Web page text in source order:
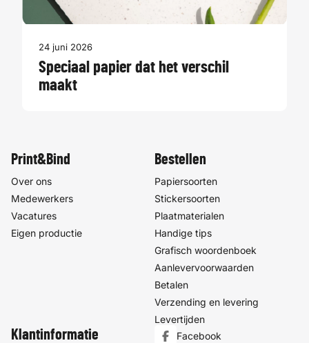
24 juni 2026
Speciaal papier dat het verschil
maakt
Print&Bind
Over ons
Medewerkers
Vacatures
Eigen productie
Bestellen
Papiersoorten
Stickersoorten
Plaatmaterialen
Handige tips
Grafisch woordenboek
Aanlevervoorwaarden
Betalen
Verzending en levering
Levertijden
Klantinformatie Facebook